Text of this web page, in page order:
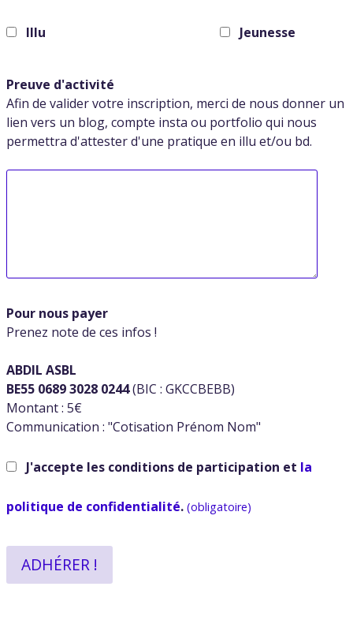
Illu Jeunesse
Preuve d'activité
Afin de valider votre inscription, merci de nous donner un
lien vers un blog, compte insta ou portfolio qui nous
permettra d'attester d'une pratique en illu et/ou bd.
Pour nous payer
Prenez note de ces infos !
ABDIL ASBL
BE55 0689 3028 0244(BIC : GKCCBEBB)
Montant : 5€
Communication : "Cotisation Prénom Nom"
J'accepte les conditions de participation et la
politique de confidentialité. (obligatoire)
ADHÉRER !